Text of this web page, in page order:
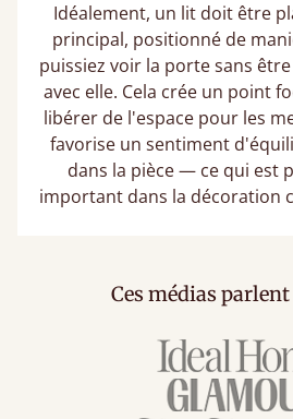
Idéalement, un lit doit être
principal, positionné de
puissiez voir la porte sans
avec elle. Cela crée un point
libérer de l'espace pour les
favorise un sentiment
dans la pièce — ce qui est
important dans la décoration
Ces médias parlent